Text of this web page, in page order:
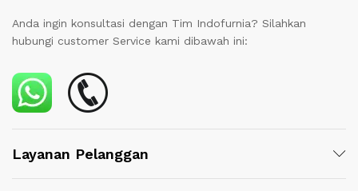
Anda ingin konsultasi dengan Tim Indofurnia? Silahkan
hubungi customer Service kami dibawah ini:
Layanan Pelanggan